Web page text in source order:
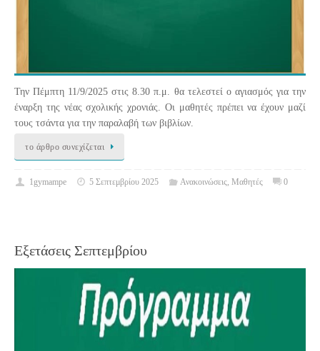
Την Πέμπτη 11/9/2025 στις 8.30 π.μ. θα τελεστεί ο αγιασμός για την
έναρξη της νέας σχολικής χρονιάς. Οι μαθητές πρέπει να έχουν μαζί
τους τσάντα για την παραλαβή των βιβλίων.
το άρθρο συνεχίζεται
1gymampe 5 Σεπτεμβρίου 2025 Ανακοινώσεις, Μαθητές 0
Εξετάσεις Σεπτεμβρίου